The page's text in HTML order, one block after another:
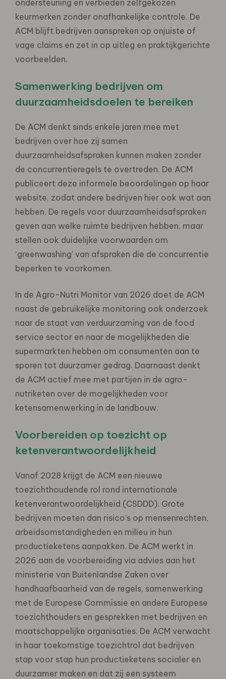
ondersteuning en verbieden zelfgekozen
keurmerken zonder onafhankelijke controle. De
ACM blijft bedrijven aanspreken op onjuiste of
vage claims en zet in op uitleg en praktijkgerichte
voorbeelden.
Samenwerking bedrijven om
duurzaamheidsdoelen te bereiken
De ACM denkt sinds enkele jaren mee met
bedrijven over hoe zij samen
duurzaamheidsafspraken kunnen maken zonder
de concurrentieregels te overtreden. De ACM
publiceert deze informele beoordelingen op haar
website, zodat andere bedrijven hier ook wat aan
hebben. De regels voor duurzaamheidsafspraken
geven aan welke ruimte bedrijven hebben, maar
stellen ook duidelijke voorwaarden om
‘greenwashing’ van afspraken die de concurrentie
beperken te voorkomen.
In de Agro-Nutri Monitor van 2026 doet de ACM
naast de gebruikelijke monitoring ook onderzoek
naar de staat van verduurzaming van de food
service sector en naar de mogelijkheden die
supermarkten hebben om consumenten aan te
sporen tot duurzamer gedrag. Daarnaast denkt
de ACM actief mee met partijen in de agro-
nutriketen over de mogelijkheden voor
ketensamenwerking in de landbouw.
Voorbereiden op toezicht op
ketenverantwoordelijkheid
Vanaf 2028 krijgt de ACM een nieuwe
toezichthoudende rol rond internationale
ketenverantwoordelijkheid (CSDDD). Grote
bedrijven moeten dan risico’s op mensenrechten,
arbeidsomstandigheden en milieu in hun
productieketens aanpakken. De ACM werkt in
2026 aan de voorbereiding via advies aan het
ministerie van Buitenlandse Zaken over
handhaafbaarheid van de regels, samenwerking
met de Europese Commissie en andere Europese
toezichthouders en gesprekken met bedrijven en
maatschappelijke organisaties. De ACM verwacht
in haar toekomstige toezichtrol dat bedrijven
stap voor stap hun productieketens socialer en
duurzamer maken en dat zij een systeem